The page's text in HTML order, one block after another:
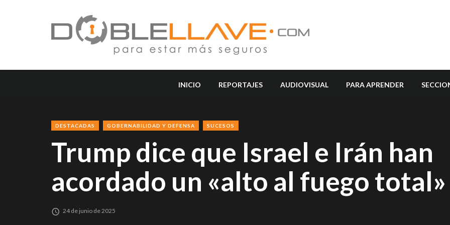
INICIO REPORTAJES AUDIOVISUAL PARA APRENDER
DESTACADAS GOBERNABILIDAD Y DEFENSA SUCESOS
Trump dice que Israel e Irán han
acordado un «alto al fuego total»
24 de junio de 2025